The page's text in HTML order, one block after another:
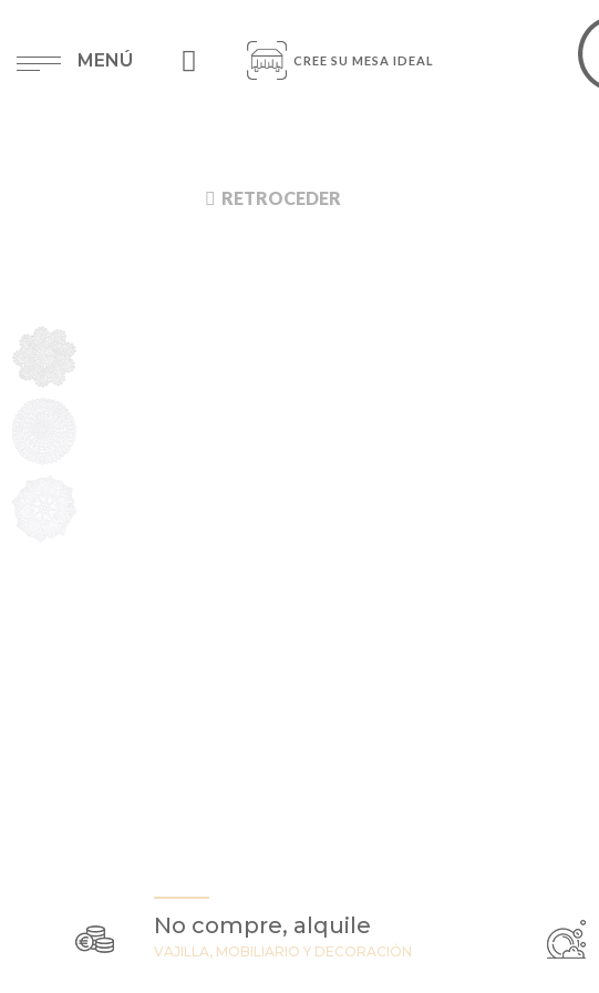
MENÚ CREE SU MESA IDEAL
RETROCEDER
No compre, alquile
VAJILLA, MOBILIARIO Y DECORACIÓN